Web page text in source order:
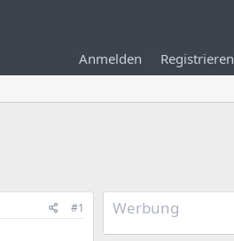
Anmelden Registrieren
#1 Werbung